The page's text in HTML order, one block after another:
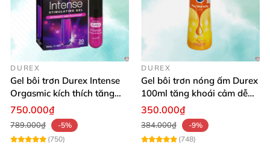
DUREX
Gel bôi trơn Durex Intense
Orgasmic kích thích tăng
hưng phấn nữ giới
750.000₫
789.000₫
-5%
(750)
DUREX
Gel bôi trơn nóng ấm Durex
100ml tăng khoái cảm dễ
chịu
350.000₫
384.000₫
-9%
(748)